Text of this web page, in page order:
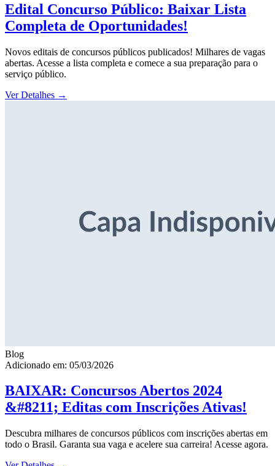
Edital Concurso Público: Baixar Lista
Completa de Oportunidades!
Novos editais de concursos públicos publicados! Milhares de vagas
abertas. Acesse a lista completa e comece a sua preparação para o
serviço público.
Ver Detalhes →
Blog
Adicionado em: 05/03/2026
BAIXAR: Concursos Abertos 2024
&#8211; Editas com Inscrições Ativas!
Descubra milhares de concursos públicos com inscrições abertas em
todo o Brasil. Garanta sua vaga e acelere sua carreira! Acesse agora.